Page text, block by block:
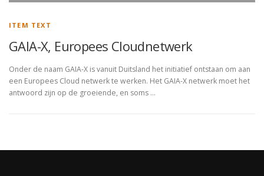
ITEM TEXT
GAIA-X, Europees Cloudnetwerk
Onder de naam GAIA-X is vanuit Duitsland het initiatief ontstaan om aan
een Europees Cloud netwerk te werken. Het GAIA-X netwerk moet het
antwoord zijn op de groeiende, en soms …